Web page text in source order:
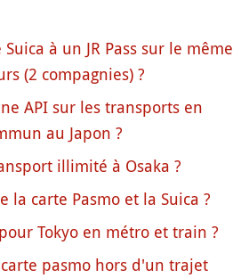
à un JR Pass sur le même
(2 compagnies) ?
API sur les transports en
au Japon ?
illimité à Osaka ?
la carte Pasmo et la Suica ?
Tokyo en métro et train ?
pasmo hors d'un trajet